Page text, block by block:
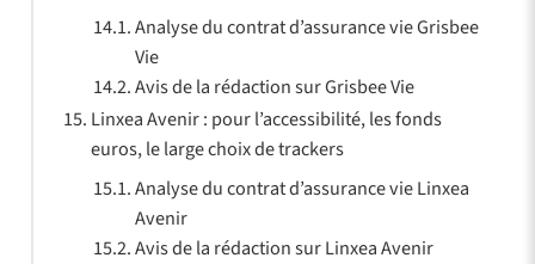
Analyse du contrat d’assurance vie Grisbee
Vie
Avis de la rédaction sur Grisbee Vie
Linxea Avenir : pour l’accessibilité, les fonds
euros, le large choix de trackers
Analyse du contrat d’assurance vie Linxea
Avenir
Avis de la rédaction sur Linxea Avenir